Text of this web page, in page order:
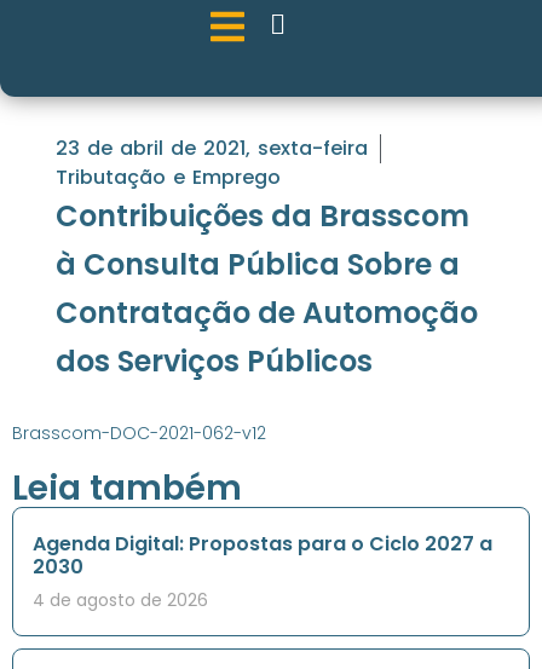
23 de abril de 2021, sexta-feira
Tributação e Emprego
Contribuições da Brasscom
à Consulta Pública Sobre a
Contratação de Automoção
dos Serviços Públicos
Brasscom-DOC-2021-062-v12
Leia também
Agenda Digital: Propostas para o Ciclo 2027 a
2030
4 de agosto de 2026